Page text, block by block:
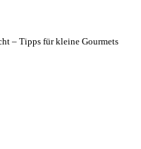
– Tipps für kleine Gourmets